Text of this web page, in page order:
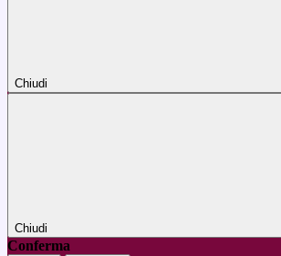
Chiudi
Chiudi
Conferma